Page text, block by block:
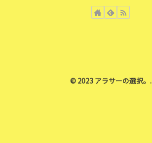
© 2023 アラサーの選択。.